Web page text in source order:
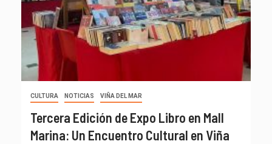
CULTURA NOTICIAS VIÑA DEL MAR
Tercera Edición de Expo Libro en Mall
Marina: Un Encuentro Cultural en Viña